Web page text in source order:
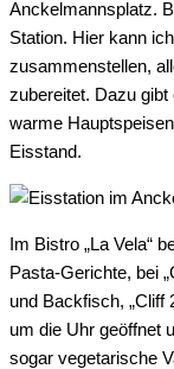
Anckelmannsplatz.
Station. Hier kann
zusammenstellen,
zubereitet. Dazu
warme
Eisstand.
Im Bistro „La Vela“
Pasta-Gerichte, bei
und Backfisch, „Cliff
um die Uhr geöffnet
sogar vegetarische